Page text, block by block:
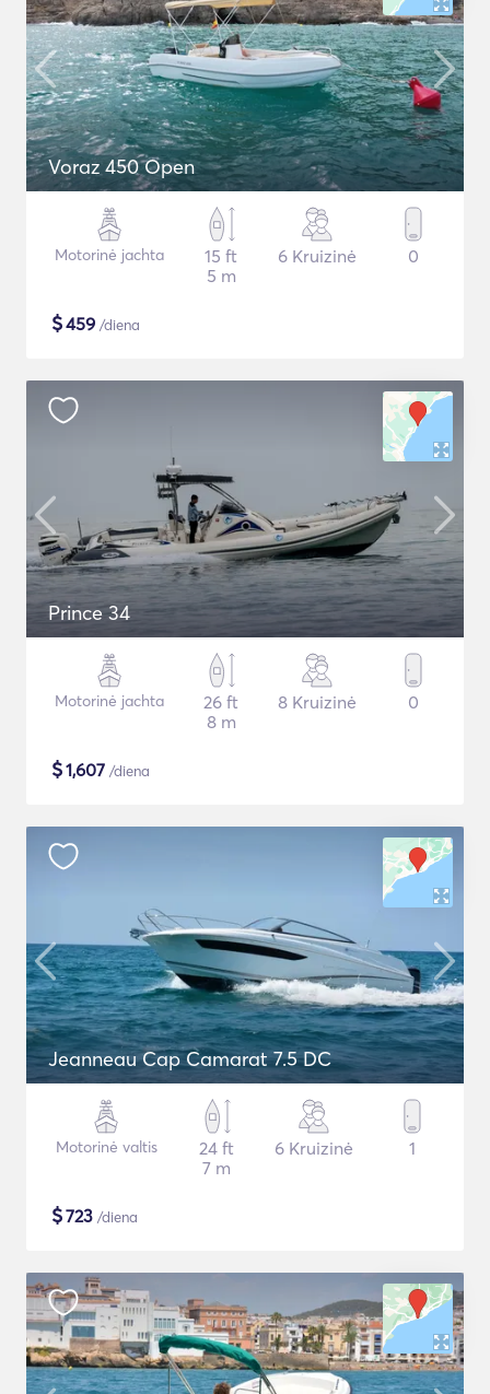
Voraz 450 Open
Motorinė jachta
15 ft
5 m
6 Kruizinė 0
$459 /diena
Prince 34
Motorinė jachta
26 ft
8 m
8 Kruizinė 0
$1,607 /diena
Jeanneau Cap Camarat 7.5 DC
Motorinė valtis
24 ft
7 m
6 Kruizinė 1
$723 /diena